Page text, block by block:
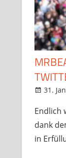
31.
Endlich
dank
in